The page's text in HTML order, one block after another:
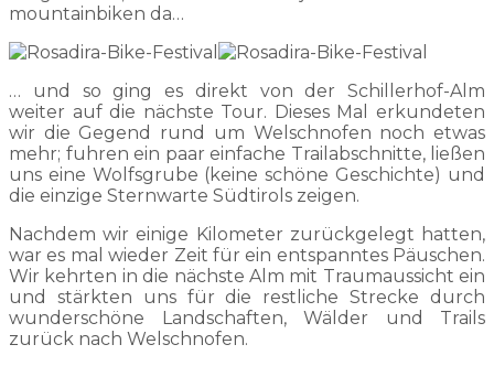
mountainbiken da…
… und so ging es direkt von der Schillerhof-Alm
weiter auf die nächste Tour. Dieses Mal erkundeten
wir die Gegend rund um Welschnofen noch etwas
mehr; fuhren ein paar einfache Trailabschnitte, ließen
uns eine Wolfsgrube (keine schöne Geschichte) und
die einzige Sternwarte Südtirols zeigen.
Nachdem wir einige Kilometer zurückgelegt hatten,
war es mal wieder Zeit für ein entspanntes Päuschen.
Wir kehrten in die nächste Alm mit Traumaussicht ein
und stärkten uns für die restliche Strecke durch
wunderschöne Landschaften, Wälder und Trails
zurück nach Welschnofen.